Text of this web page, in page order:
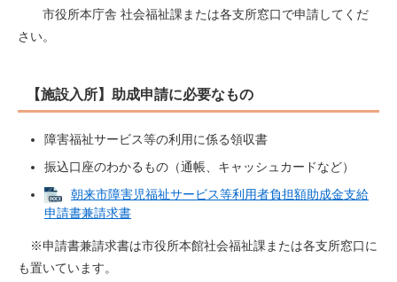
市役所本庁舎 社会福祉課または各支所窓口で申請してくだ
さい。
【施設入所】助成申請に必要なもの
障害福祉サービス等の利用に係る領収書
振込口座のわかるもの（通帳、キャッシュカードなど）
朝来市障害児福祉サービス等利用者負担額助成金支給
申請書兼請求書
※申請書兼請求書は市役所本館社会福祉課または各支所窓口に
も置いています。